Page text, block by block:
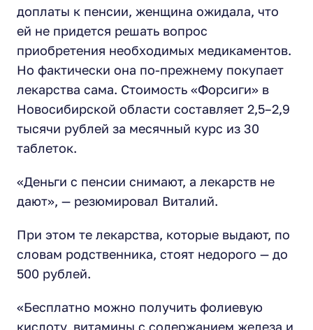
доплаты к пенсии, женщина ожидала, что
ей не придется решать вопрос
приобретения необходимых медикаментов.
Но фактически она по-прежнему покупает
лекарства сама. Стоимость «Форсиги» в
Новосибирской области составляет 2,5–2,9
тысячи рублей за месячный курс из 30
таблеток.
«Деньги с пенсии снимают, а лекарств не
дают», — резюмировал Виталий.
При этом те лекарства, которые выдают, по
словам родственника, стоят недорого — до
500 рублей.
«Бесплатно можно получить фолиевую
кислоту, витамины с содержанием железа и